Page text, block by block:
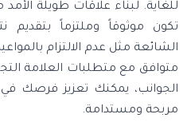
للغاية. لبناء علاقات طويلة
تكون موثوقاً وملتزماً بتقديم
الشائعة مثل عدم الالتزام
متوافق مع متطلبات العلامة
الجوانب، يمكنك تعزيز فرصك
مربحة ومستدامة.